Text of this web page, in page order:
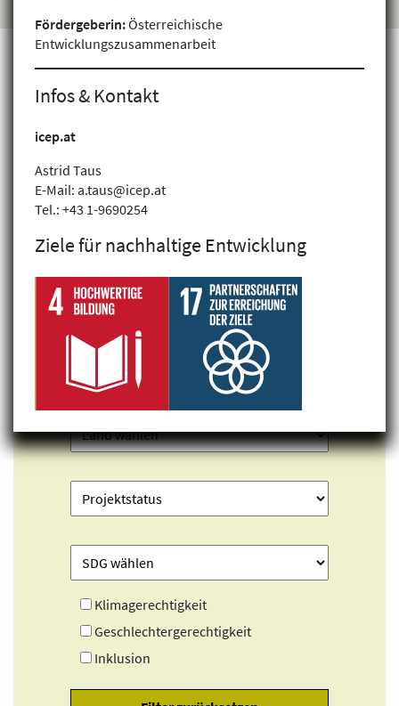
Klimagerechtigkeit
Geschlechtergerechtigkeit
Inklusion
Fördergeberin:Österreichische
Entwicklungszusammenarbeit
Infos & Kontakt
icep.at
Astrid Taus
E-Mail: a.taus@icep.at
Tel.: +43 1-9690254
Ziele für nachhaltige Entwicklung